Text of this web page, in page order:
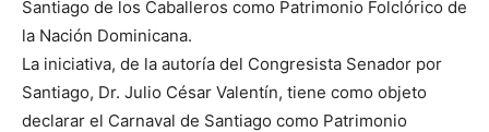
Santiago de los Caballeros como Patrimonio Folclórico de
la Nación Dominicana.
La iniciativa, de la autoría del Congresista Senador por
Santiago, Dr. Julio César Valentín, tiene como objeto
declarar el Carnaval de Santiago como Patrimonio